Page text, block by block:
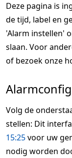
Deze pagina is
de tijd, label en
'Alarm instellen'
slaan. Voor
of bezoek onze
Volg de
stellen: Dit
15:25voor uw
nodig worden